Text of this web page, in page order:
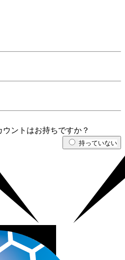
ントはお持ちですか？
持っていない